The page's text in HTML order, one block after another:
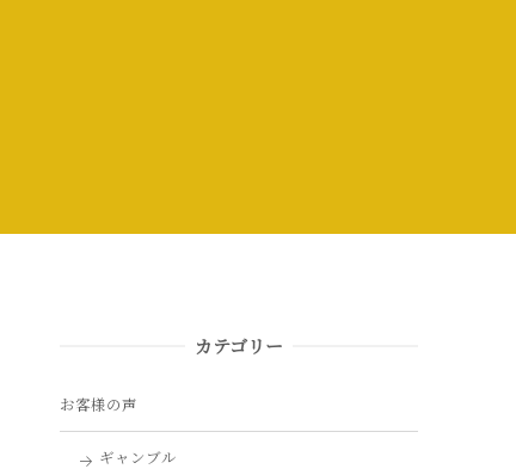
カテゴリー
お客様の声
ギャンブル